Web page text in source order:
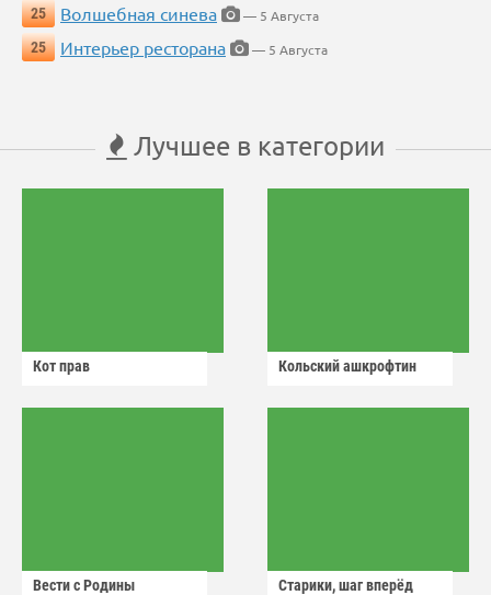
25
Волшебная синева
— 5 Августа
25
Интерьер ресторана — 5 Августа
Лучшее в категории
Кот прав Кольский ашкрофтин
Вести с Родины Старики, шаг вперёд